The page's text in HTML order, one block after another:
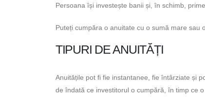
Persoana își investește banii și, în schimb,
Puteți cumpăra o anuitate cu o sumă mare sau
TIPURI DE ANUITĂȚI
Anuitățile pot fi fie instantanee, fie întârziate și
de îndată ce investitorul o cumpără, în timp ce